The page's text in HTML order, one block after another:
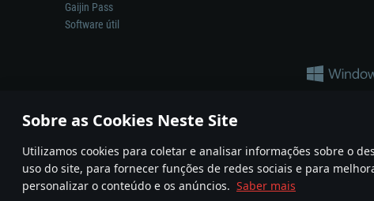
Sobre as Cookies Neste Site
Utilizamos cookies para coletar e analisar informações sobre o
uso do site, para fornecer funções de redes sociais e para
personalizar o conteúdo e os anúncios. Saber mais
Gaijin Pass
Software útil
A reprodução de qualquer sistema de armas ou veículo neste jogo
© 2011—2026 Gaijin Games Kft. All trademarks, logos and brand
Termos e condições Termos de Serviço